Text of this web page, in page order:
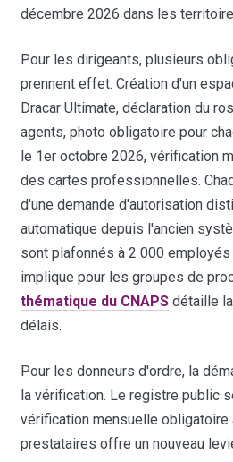
décembre 2026 dans les
Pour les dirigeants, plusieurs
prennent effet. Création d'un
Dracar Ultimate, déclaration du
agents, photo obligatoire pour
le 1er octobre 2026, vérification
des cartes professionnelles.
d'une demande d'autorisation
automatique depuis l'ancien
sont plafonnés à 2 000 employés
implique pour les groupes de
thématique du CNAPS détaille
délais.
Pour les donneurs d'ordre, la
la vérification. Le registre public
vérification mensuelle obligatoire
prestataires offre un nouveau